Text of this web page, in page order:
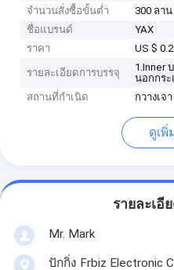
จำนวนสั่งซื้อขั้นต่ำ
300 ลา
ชื่อแบรนด์
YAX
ราคา
US $
รายละเอียดการบรรจุ
1.Inner
นอกกระ
สถานที่กำเนิด
กวางเจ
ดูเพิ่
รายละเอี
Mr. Mark
ปักกิ่ง Frbiz Electronic